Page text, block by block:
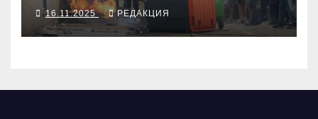
16.11.2025 РЕДАКЦИЯ